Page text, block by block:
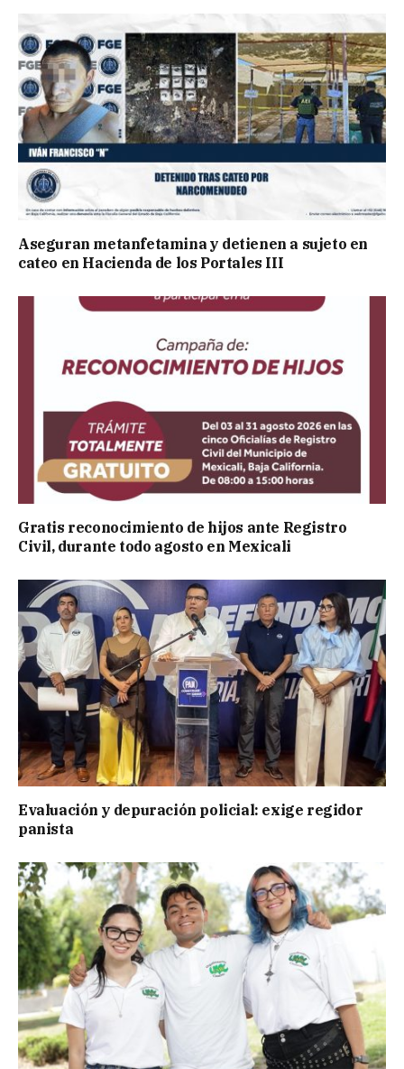
Aseguran metanfetamina y detienen a sujeto en
cateo en Hacienda de los Portales III
Gratis reconocimiento de hijos ante Registro
Civil, durante todo agosto en Mexicali
Evaluación y depuración policial: exige regidor
panista